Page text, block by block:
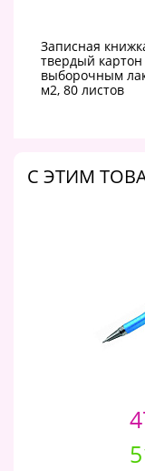
Записная
твердый
выборочным
м2, 80 листов
C ЭТИМ